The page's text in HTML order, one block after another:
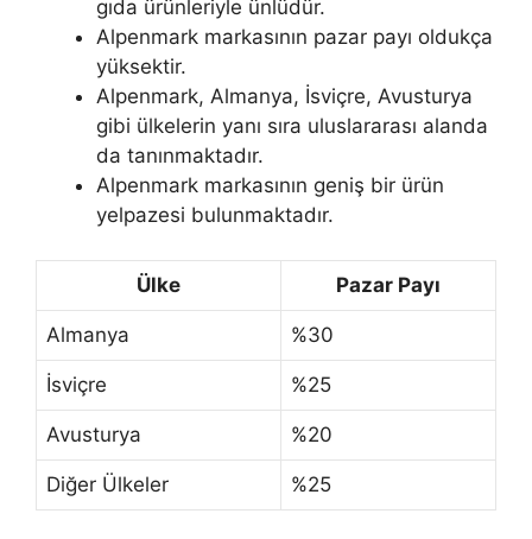
gıda ürünleriyle ünlüdür.
Alpenmark markasının pazar payı oldukça
yüksektir.
Alpenmark, Almanya, İsviçre, Avusturya
gibi ülkelerin yanı sıra uluslararası alanda
da tanınmaktadır.
Alpenmark markasının geniş bir ürün
yelpazesi bulunmaktadır.
Ülke Pazar Payı
Almanya %30
İsviçre %25
Avusturya %20
Diğer Ülkeler %25